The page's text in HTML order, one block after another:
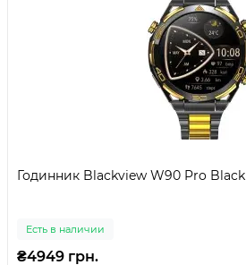
Годинник Blackview W90 Pro Black
Есть в наличии
₴4949 грн.